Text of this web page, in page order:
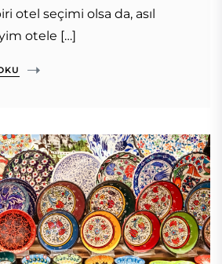
otel seçimi olsa da, asıl
otele […]